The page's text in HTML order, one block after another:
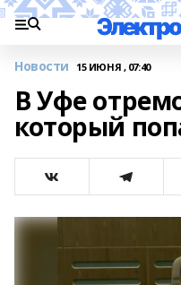
Новости 15 ИЮНЯ , 07:40
В Уфе
который